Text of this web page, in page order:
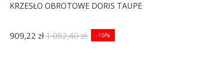
KRZESŁO OBROTOWE DORIS TAUPE
909,22 zł1 082,40 zł -16%